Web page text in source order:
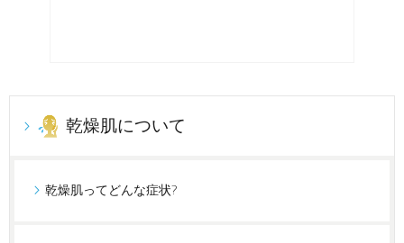
乾燥肌について
乾燥肌ってどんな症状?